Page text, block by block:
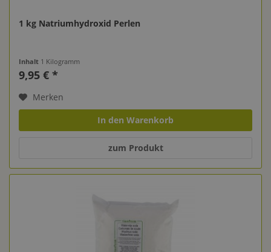
1 kg Natriumhydroxid Perlen
Inhalt 1 Kilogramm
9,95 € *
Merken
In den Warenkorb
zum Produkt